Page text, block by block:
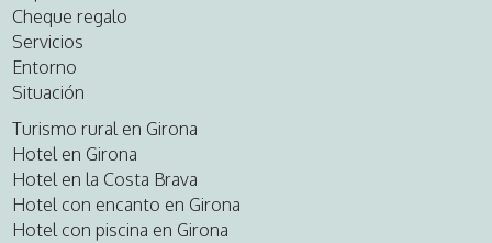
Cheque regalo
Servicios
Entorno
Situación
Turismo rural en Girona
Hotel en Girona
Hotel en la Costa Brava
Hotel con encanto en Girona
Hotel con piscina en Girona